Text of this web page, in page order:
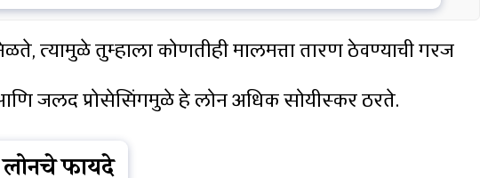
त्यामुळे तुम्हाला कोणतीही मालमत्ता तारण ठेवण्याची गरज
जलद प्रोसेसिंगमुळे हे लोन अधिक सोयीस्कर ठरते.
लोनचे फायदे